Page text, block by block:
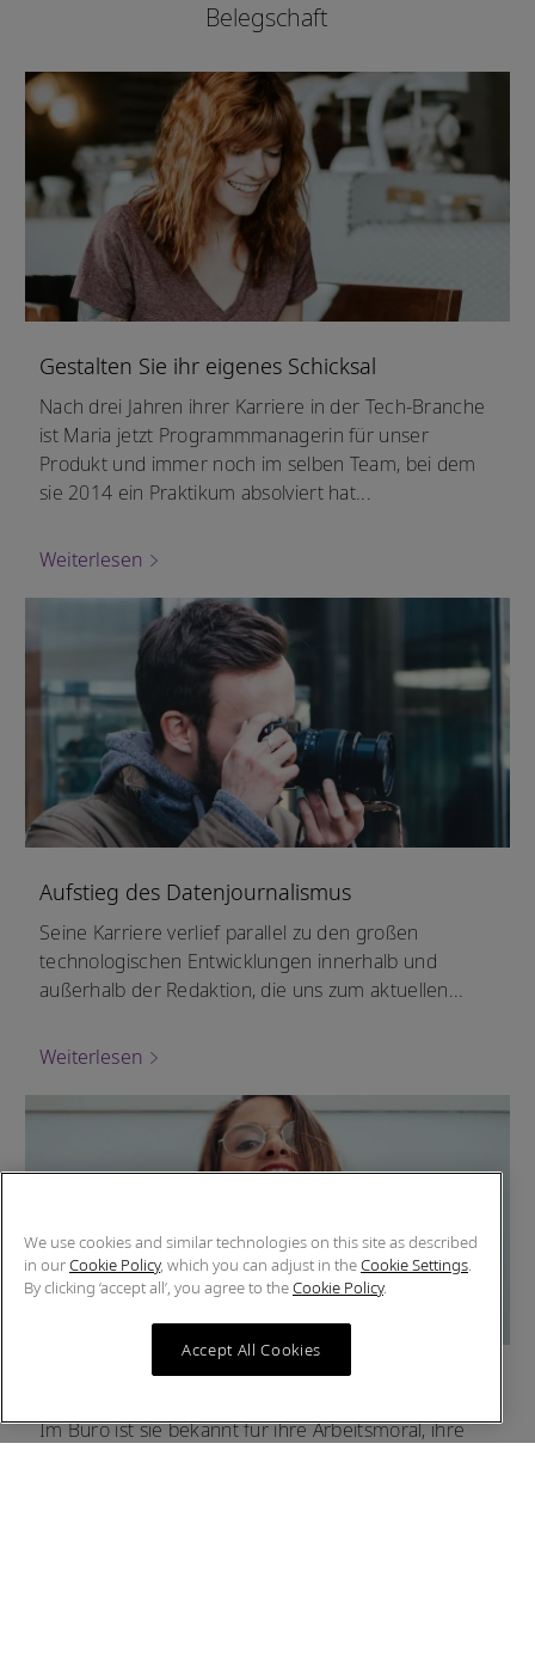
Belegschaft
Gestalten Sie ihr eigenes Schicksal
Nach drei Jahren ihrer Karriere in der Tech-Branche
ist Maria jetzt Programmmanagerin für unser
Produkt und immer noch im selben Team, bei dem
sie 2014 ein Praktikum absolviert hat...
Weiterlesen
Aufstieg des Datenjournalismus
Seine Karriere verlief parallel zu den großen
technologischen Entwicklungen innerhalb und
außerhalb der Redaktion, die uns zum aktuellen...
Weiterlesen
Im Büro ist sie bekannt für ihre Arbeitsmoral, ihre
We use cookies and similar technologies on this site as described
in ourCookie Policy, which you can adjust in theCookie Settings.
By clicking ‘accept all’, you agree to theCookie Policy.
Accept All Cookies